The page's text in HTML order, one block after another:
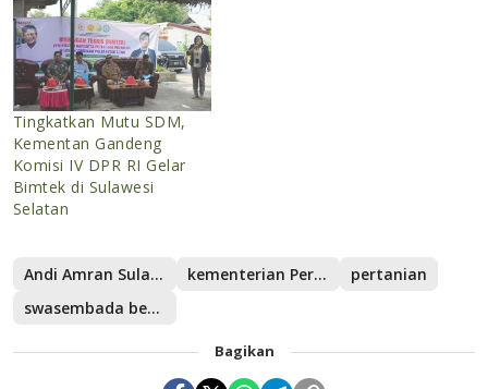
Tingkatkan Mutu SDM,
Kementan Gandeng
Komisi IV DPR RI Gelar
Bimtek di Sulawesi
Selatan
Andi Amran Sulaiman kementerian Pertanian
pertanian
swasembada beras
Bagikan